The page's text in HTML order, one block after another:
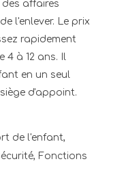
affaires
l'enlever. Le prix
rapidement
4 à 12 ans. Il
en un seul
d'appoint.
de l'enfant,
Fonctions